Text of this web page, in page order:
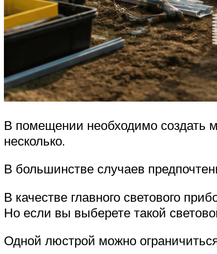
В помещении необходимо создать
несколько.
В большинстве случаев
В качестве главного светового
Но если вы выберете такой
Одной люстрой можно